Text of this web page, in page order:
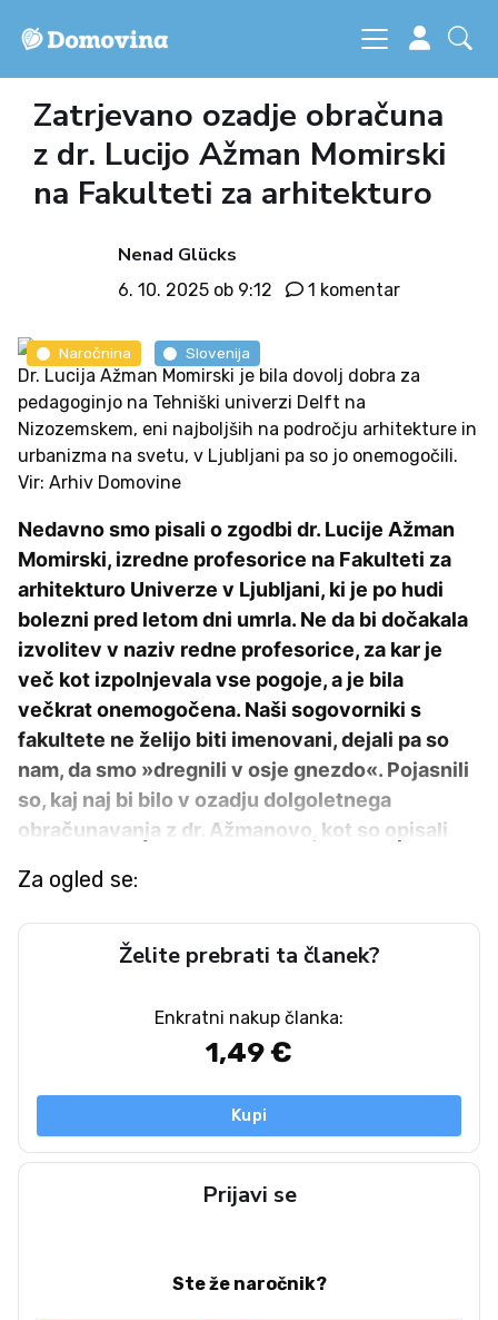
Zatrjevano ozadje obračuna
z dr. Lucijo Ažman Momirski
na Fakulteti za arhitekturo
Nenad Glücks
6. 10. 2025 ob 9:12 1 komentar
Dr. Lucija Ažman Momirski je bila dovolj dobra za
pedagoginjo na Tehniški univerzi Delft na
Nizozemskem, eni najboljših na področju arhitekture in
urbanizma na svetu, v Ljubljani pa so jo onemogočili.
Vir: Arhiv Domovine
Naročnina Slovenija
Nedavno smo pisali o zgodbi dr. Lucije Ažman
Momirski, izredne profesorice na Fakulteti za
arhitekturo Univerze v Ljubljani, ki je po hudi
bolezni pred letom dni umrla. Ne da bi dočakala
izvolitev v naziv redne profesorice, za kar je
več kot izpolnjevala vse pogoje, a je bila
večkrat onemogočena. Naši sogovorniki s
fakultete ne želijo biti imenovani, dejali pa so
nam, da smo »dregnili v osje gnezdo«. Pojasnili
so, kaj naj bi bilo v ozadju dolgoletnega
obračunavanja z dr. Ažmanovo, kot so opisali
Za ogled se:
Želite prebrati ta članek?
Enkratni nakup članka:
1,49 €
Kupi
Prijavi se
Ste že naročnik?